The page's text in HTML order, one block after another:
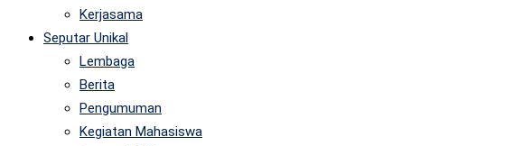
Kerjasama
Seputar Unikal
Lembaga
Berita
Pengumuman
Kegiatan Mahasiswa